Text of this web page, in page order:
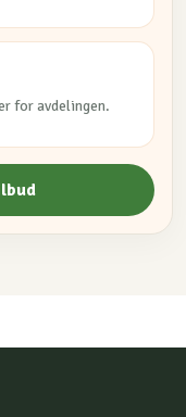
for avdelingen.